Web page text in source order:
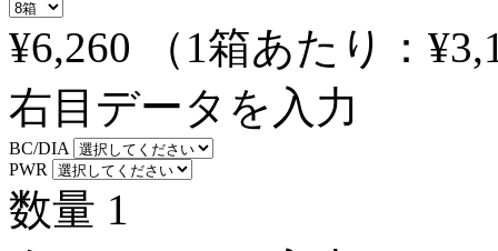
¥6,260
（1箱あたり：
右目データを入力
BC/DIA
PWR
数量 1